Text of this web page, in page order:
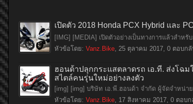
เปิดตัว 2018 Honda PCX Hybrid และ
[IMG] [MEDIA] เปิดตัวอย่างเป็นทางการแล้วสำ
หัวข้อโดย: Vanz.Bike, 25 ตุลาคม 2017, 0 ตอบก
ฮอนด้าปลุกกระแสตลาดรถ เอ.ที. ส่งโฉม
สไตล์คนรุ่นใหม่อย่างลงตัว
[img] [img] บริษัท เอ.พี.ฮอนด้า จำกัด ผู้จัดจำหน่า
หัวข้อโดย: Vanz.Bike, 17 สิงหาคม 2017, 0 ตอบ